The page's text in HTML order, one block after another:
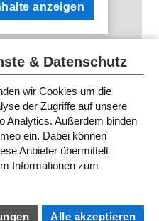
anzeigen
WR FESTIVAL 2014
& Datenschutz
wir Cookies um die
der Zugriffe auf unsere
Analytics. Außerdem binden
ein. Dabei können
Anbieter übermittelt
Informationen zum
Alle akzeptieren